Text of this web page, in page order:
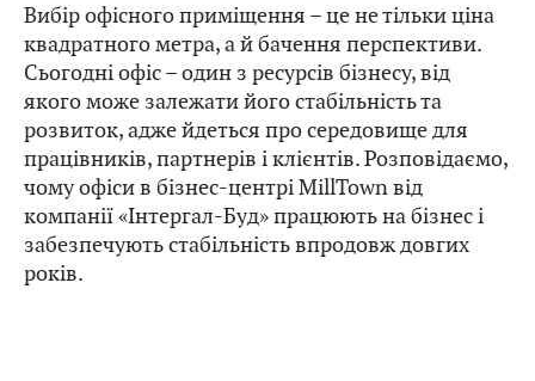
Вибір офісного приміщення – це не тільки ціна
квадратного метра, а й бачення перспективи.
Сьогодні офіс – один з ресурсів бізнесу, від
якого може залежати його стабільність та
розвиток, адже йдеться про середовище для
працівників, партнерів і клієнтів. Розповідаємо,
чому офіси в бізнес-центрі MillTown від
компанії «Інтергал-Буд» працюють на бізнес і
забезпечують стабільність впродовж довгих
років.